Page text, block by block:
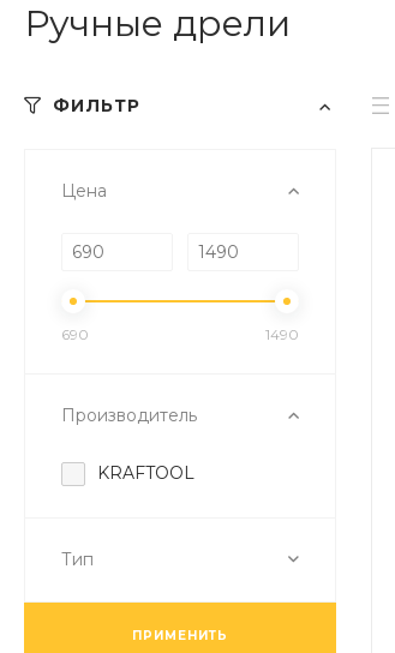
Ручные дрели
ФИЛЬТР
Цена
690 1490
Производитель
KRAFTOOL
Тип
ПРИМЕНИТЬ